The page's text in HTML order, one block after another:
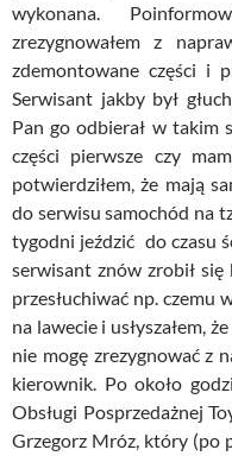
wykonana.
zrezygnowałem z
zdemontowane części i
Serwisant jakby był
Pan go odbierał w takim
części pierwsze czy
potwierdziłem, że mają
do serwisu samochód na
tygodni jeździć do czasu
serwisant znów zrobił się
przesłuchiwać np. czemu
na lawecie i usłyszałem,
nie mogę zrezygnować z
kierownik. Po około
Obsługi Posprzedażnej
Grzegorz Mróz, który (po